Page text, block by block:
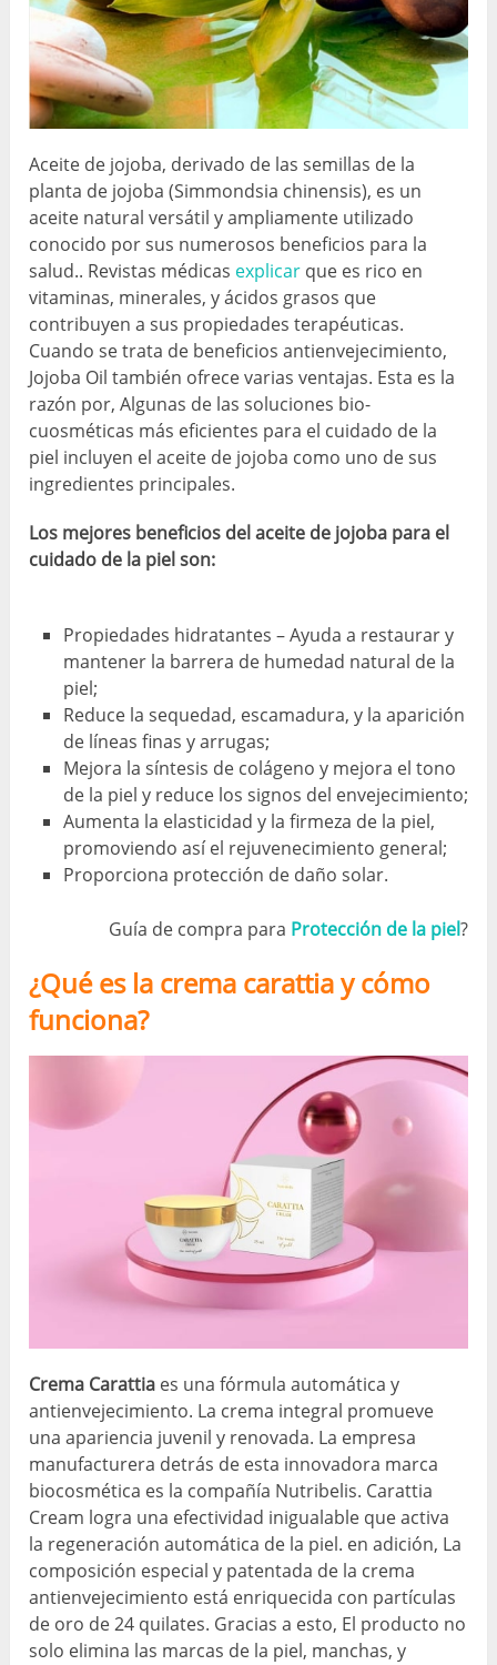
Aceite de jojoba, derivado de las semillas de la
planta de jojoba (Simmondsia chinensis), es un
aceite natural versátil y ampliamente utilizado
conocido por sus numerosos beneficios para la
salud.. Revistas médicas explicar que es rico en
vitaminas, minerales, y ácidos grasos que
contribuyen a sus propiedades terapéuticas.
Cuando se trata de beneficios antienvejecimiento,
Jojoba Oil también ofrece varias ventajas. Esta es la
razón por, Algunas de las soluciones bio-
cuosméticas más eficientes para el cuidado de la
piel incluyen el aceite de jojoba como uno de sus
ingredientes principales.
Los mejores beneficios del aceite de jojoba para el
cuidado de la piel son:
Propiedades hidratantes – Ayuda a restaurar y
mantener la barrera de humedad natural de la
piel;
Reduce la sequedad, escamadura, y la aparición
de líneas finas y arrugas;
Mejora la síntesis de colágeno y mejora el tono
de la piel y reduce los signos del envejecimiento;
Aumenta la elasticidad y la firmeza de la piel,
promoviendo así el rejuvenecimiento general;
Proporciona protección de daño solar.
Guía de compra para Protección de la piel?
¿Qué es la crema carattia y cómo
funciona?
Crema Carattia es una fórmula automática y
antienvejecimiento. La crema integral promueve
una apariencia juvenil y renovada. La empresa
manufacturera detrás de esta innovadora marca
biocosmética es la compañía Nutribelis. Carattia
Cream logra una efectividad inigualable que activa
la regeneración automática de la piel. en adición, La
composición especial y patentada de la crema
antienvejecimiento está enriquecida con partículas
de oro de 24 quilates. Gracias a esto, El producto no
solo elimina las marcas de la piel, manchas, y